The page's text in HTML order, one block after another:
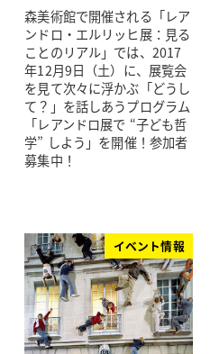
森美術館で開催される「レア
ンドロ・エルリッヒ展：見る
ことのリアル」では、2017
年12月9日（土）に、展覧会
を見て次々に浮かぶ「どうし
て？」を話しあうプログラム
「レアンドロ展で “子ども哲
学” しよう」を開催！参加者
募集中！
イベント情報